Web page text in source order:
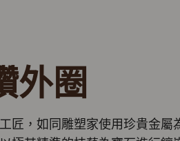
外圈
匠，如同雕塑家使用珍貴金屬